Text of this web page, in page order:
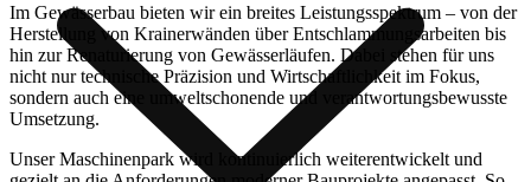
Im Gewässerbau bieten wir ein breites Leistungsspektrum – von der
Herstellung von Krainerwänden über Entschlammungsarbeiten bis
hin zur Renaturierung von Gewässerläufen. Dabei stehen für uns
nicht nur technische Präzision und Wirtschaftlichkeit im Fokus,
sondern auch eine umweltschonende und verantwortungsbewusste
Umsetzung.
Unser Maschinenpark wird kontinuierlich weiterentwickelt und